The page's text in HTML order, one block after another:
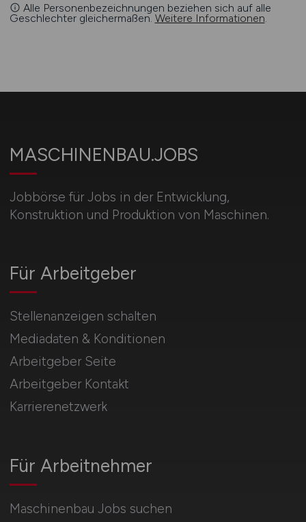
Alle Personenbezeichnungen beziehen sich auf alle
Geschlechter gleichermaßen. Weitere Informationen
MASCHINENBAU.JOBS
Jobbörse für Jobs in der Entwicklung,
Konstruktion und Produktion von Maschinen.
Für Arbeitnehmer
Maschinenbau Jobs suchen
Für Arbeitgeber
Stellenanzeigen schalten
Mediadaten & Konditionen
Arbeitgeber Seite
Arbeitgeber Kontakt
Karrierenetzwerk